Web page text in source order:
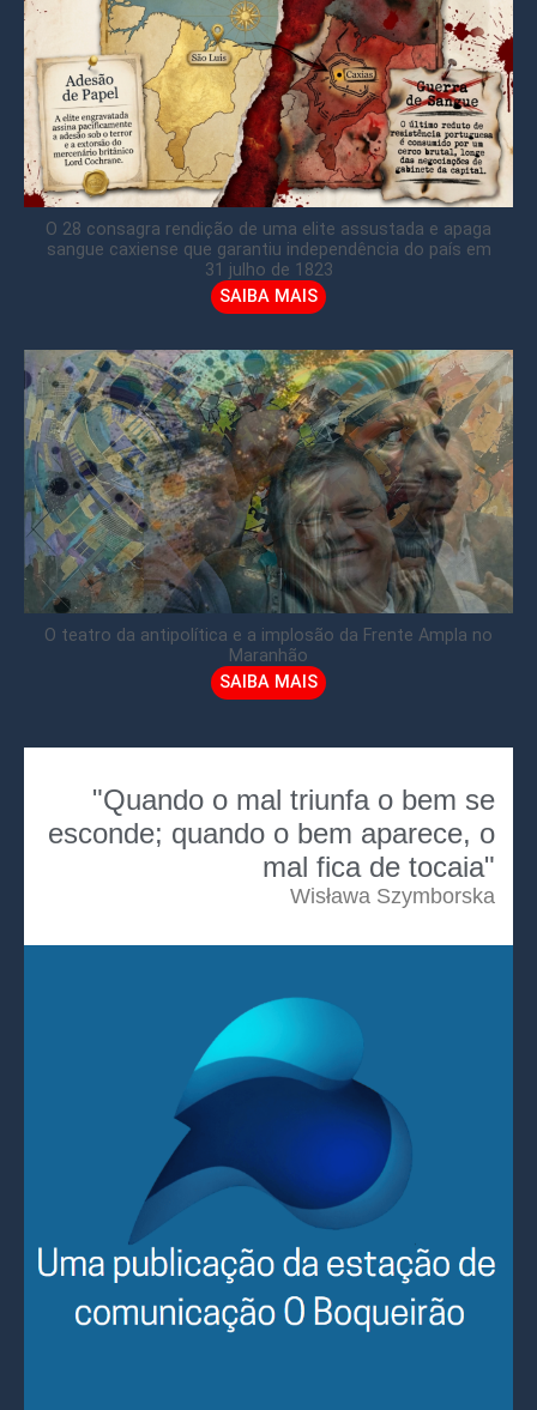
O 28 consagra rendição de uma elite assustada e apaga
sangue caxiense que garantiu independência do país em
31 julho de 1823
SAIBA MAIS
O teatro da antipolítica e a implosão da Frente Ampla no
Maranhão
SAIBA MAIS
"Quando o mal triunfa o bem se
esconde; quando o bem aparece, o
mal fica de tocaia"
Wisława Szymborska